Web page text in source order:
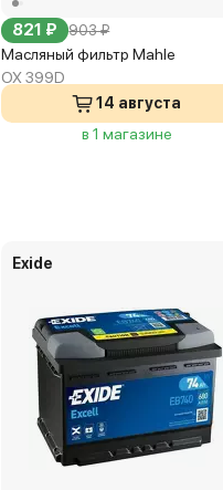
821 ₽ 903 ₽
Масляный фильтр Mahle
OX 399D
14 августа
в 1 магазине
Exide